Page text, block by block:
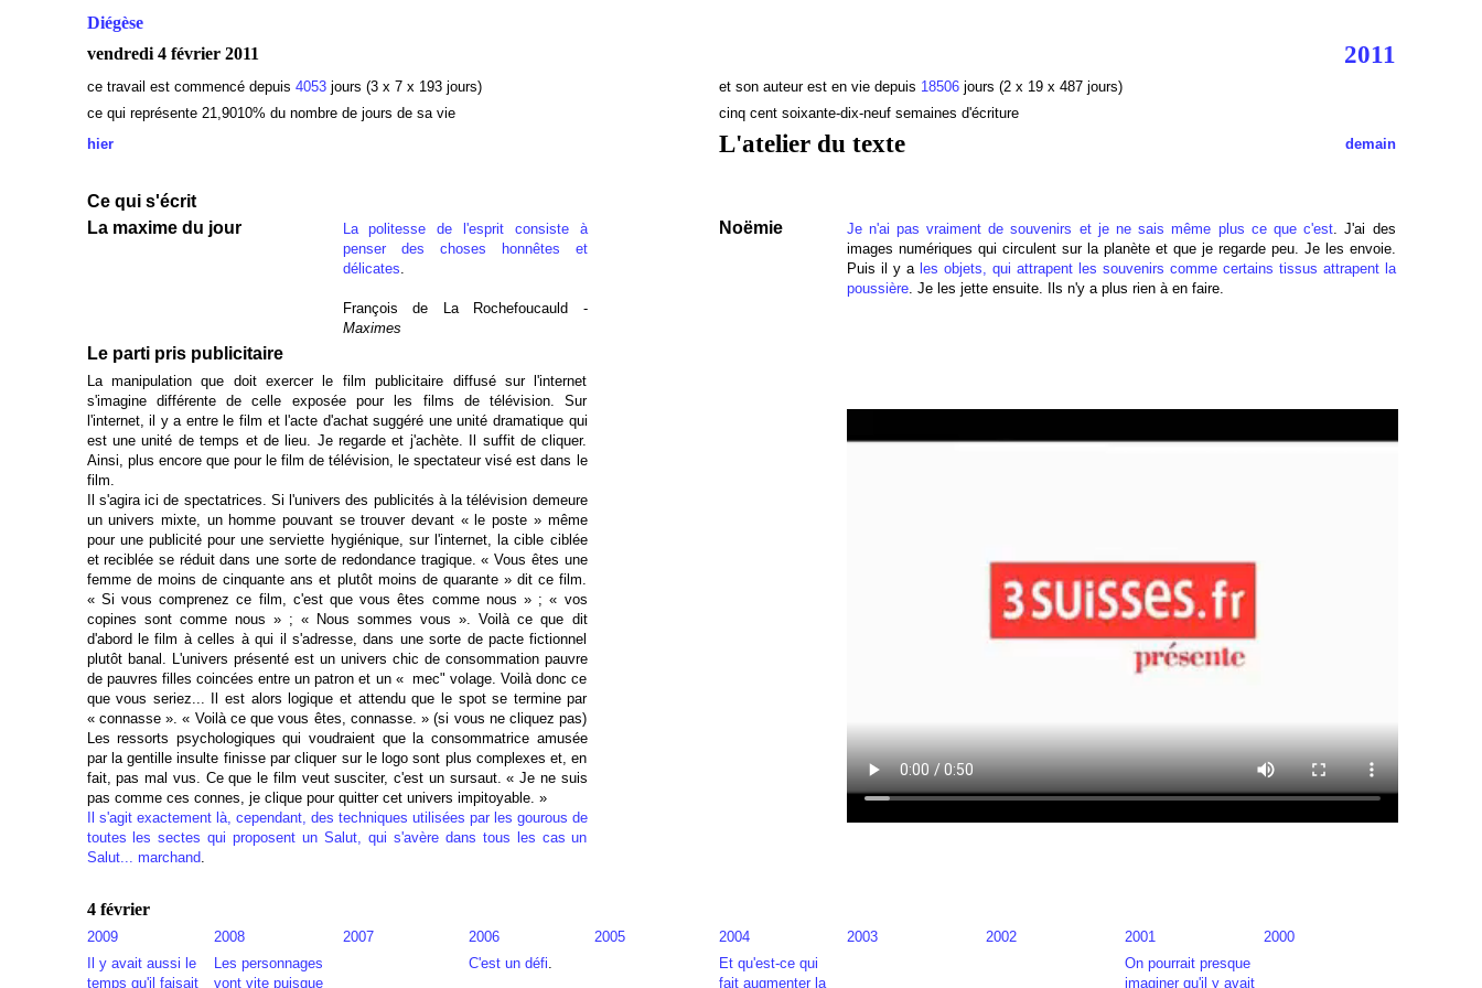
Diégèse
vendredi 4 février 2011
2011
ce travail est commencé depuis 4053jours (3 x 7 x 193 jours) et son auteur est en vie depuis 18506jours (2 x 19 x 487 jours)
ce qui représente 21,9010% du nombre de jours de sa vie
cinq cent soixante-dix-neuf semaines d'écriture
hier
L'atelier du texte demain
Ce qui s'écrit
La maxime du jour
La politesse de l'esprit consiste à
penser des choses honnêtes et
délicates.
François de La Rochefoucauld -
Maximes
Noëmie Je n'ai pas vraiment de souvenirs et je ne sais même plus ce que c'est. J'ai des
images numériques qui circulent sur la planète et que je regarde peu. Je les envoie.
Puis il y a les objets, qui attrapent les souvenirs comme certains tissus attrapent la
poussière. Je les jette ensuite. Ils n'y a plus rien à en faire.
Le parti pris publicitaire
La manipulation que doit exercer le film publicitaire diffusé sur l'internet
s'imagine différente de celle exposée pour les films de télévision. Sur
l'internet, il y a entre le film et l'acte d'achat suggéré une unité dramatique qui
est une unité de temps et de lieu. Je regarde et j'achète. Il suffit de cliquer.
Ainsi, plus encore que pour le film de télévision, le spectateur visé est dans le
film.
Il s'agira ici de spectatrices. Si l'univers des publicités à la télévision demeure
un univers mixte, un homme pouvant se trouver devant « le poste » même
pour une publicité pour une serviette hygiénique, sur l'internet, la cible ciblée
et reciblée se réduit dans une sorte de redondance tragique. « Vous êtes une
femme de moins de cinquante ans et plutôt moins de quarante » dit ce film.
« Si vous comprenez ce film, c'est que vous êtes comme nous » ; « vos
copines sont comme nous » ; « Nous sommes vous ». Voilà ce que dit
d'abord le film à celles à qui il s'adresse, dans une sorte de pacte fictionnel
plutôt banal. L'univers présenté est un univers chic de consommation pauvre
de pauvres filles coincées entre un patron et un « mec" volage. Voilà donc ce
que vous seriez... Il est alors logique et attendu que le spot se termine par
« connasse ». « Voilà ce que vous êtes, connasse. » (si vous ne cliquez pas)
Les ressorts psychologiques qui voudraient que la consommatrice amusée
par la gentille insulte finisse par cliquer sur le logo sont plus complexes et, en
fait, pas mal vus. Ce que le film veut susciter, c'est un sursaut. « Je ne suis
pas comme ces connes, je clique pour quitter cet univers impitoyable. »
Il s'agit exactement là, cependant, des techniques utilisées par les gourous de
toutes les sectes qui proposent un Salut, qui s'avère dans tous les cas un
Salut... marchand.
4 février
2009 2008 2007 2006 2005 2004 2003 2002 2001
2000
Il y avait aussi le
temps qu'il faisait
Les personnages
vont vite puisque
C'est un défi.
Et qu'est-ce qui
fait augmenter la
On pourrait presque
imaginer qu'il y avait